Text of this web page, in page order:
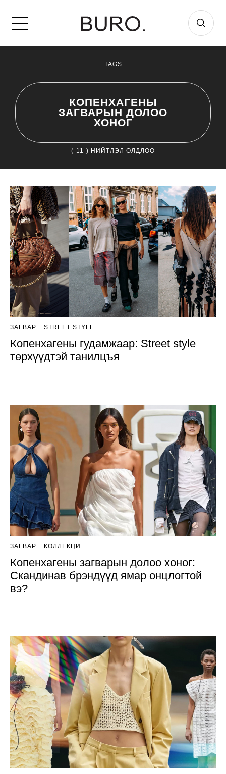
TAGS
КОПЕНХАГЕНЫ
ЗАГВАРЫН ДОЛОО
ХОНОГ
( 11 ) НИЙТЛЭЛ ОЛДЛОО
ЗАГВАР STREET STYLE
Копенхагены гудамжаар: Street style
төрхүүдтэй танилцъя
ЗАГВАР КОЛЛЕКЦИ
Копенхагены загварын долоо хоног:
Скандинав брэндүүд ямар онцлогтой
вэ?